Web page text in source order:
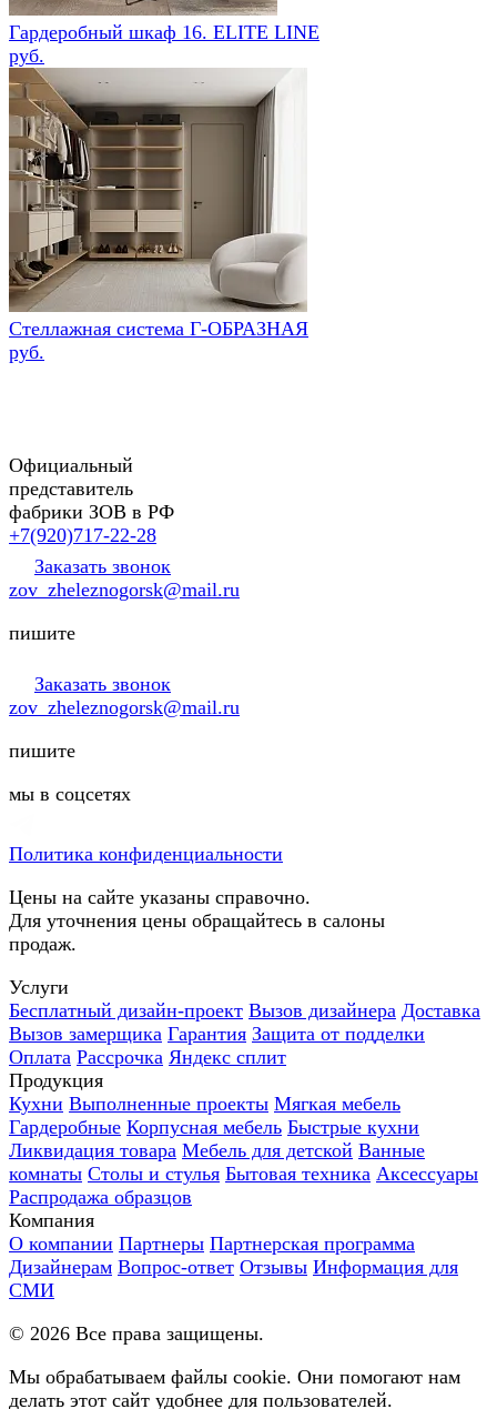
Гардеробный шкаф 16. ELITE LINE
руб.
Стеллажная система Г-ОБРАЗНАЯ
руб.
Официальный
представитель
фабрики ЗОВ в РФ
+7(920)717-22-28
Заказать звонок
zov_zheleznogorsk@mail.ru
пишите
Заказать звонок
zov_zheleznogorsk@mail.ru
пишите
мы в соцсетях
Политика конфиденциальности
Цены на сайте указаны справочно.
Для уточнения цены обращайтесь в салоны
продаж.
Услуги
Бесплатный дизайн-проект Вызов дизайнера Доставка
Вызов замерщика Гарантия Защита от подделки
Оплата Рассрочка Яндекс сплит
Продукция
Кухни Выполненные проекты Мягкая мебель
Гардеробные Корпусная мебель Быстрые кухни
Ликвидация товара Мебель для детской Ванные
комнаты Столы и стулья Бытовая техника Аксессуары
Распродажа образцов
Компания
О компании Партнеры Партнерская программа
Дизайнерам Вопрос-ответ Отзывы Информация для
СМИ
© 2026 Все права защищены.
Мы обрабатываем файлы cookie. Они помогают нам
делать этот сайт удобнее для пользователей.